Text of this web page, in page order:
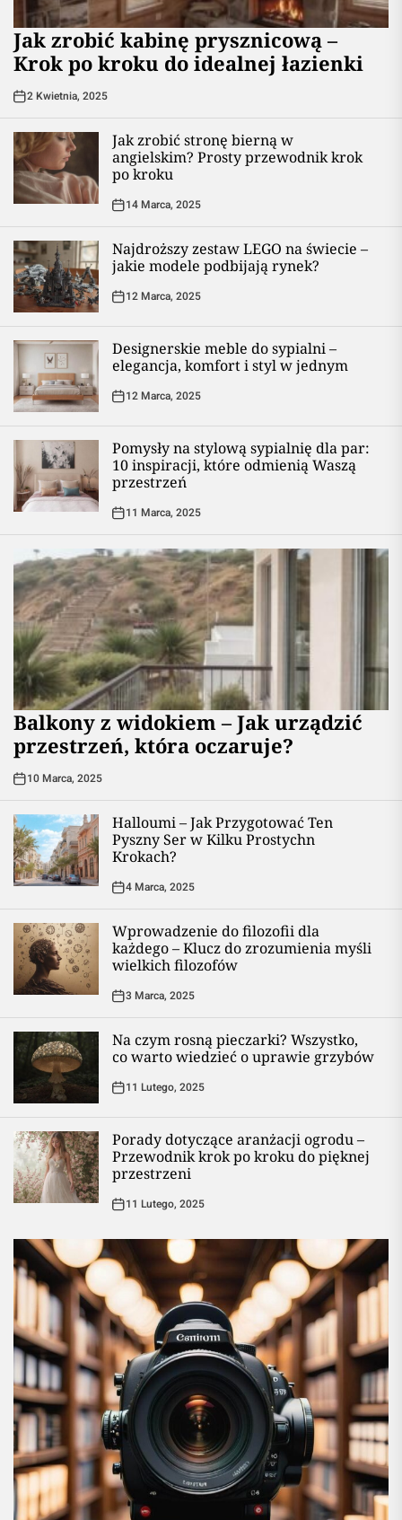
Jak zrobić kabinę prysznicową –
Krok po kroku do idealnej łazienki
2 Kwietnia, 2025
Jak zrobić stronę bierną w
angielskim? Prosty przewodnik krok
po kroku
14 Marca, 2025
Najdroższy zestaw LEGO na świecie –
jakie modele podbijają rynek?
12 Marca, 2025
Designerskie meble do sypialni –
elegancja, komfort i styl w jednym
12 Marca, 2025
Pomysły na stylową sypialnię dla par:
10 inspiracji, które odmienią Waszą
przestrzeń
11 Marca, 2025
Balkony z widokiem – Jak urządzić
przestrzeń, która oczaruje?
10 Marca, 2025
Halloumi – Jak Przygotować Ten
Pyszny Ser w Kilku Prostychn
Krokach?
4 Marca, 2025
Wprowadzenie do filozofii dla
każdego – Klucz do zrozumienia myśli
wielkich filozofów
3 Marca, 2025
Na czym rosną pieczarki? Wszystko,
co warto wiedzieć o uprawie grzybów
11 Lutego, 2025
Porady dotyczące aranżacji ogrodu –
Przewodnik krok po kroku do pięknej
przestrzeni
11 Lutego, 2025